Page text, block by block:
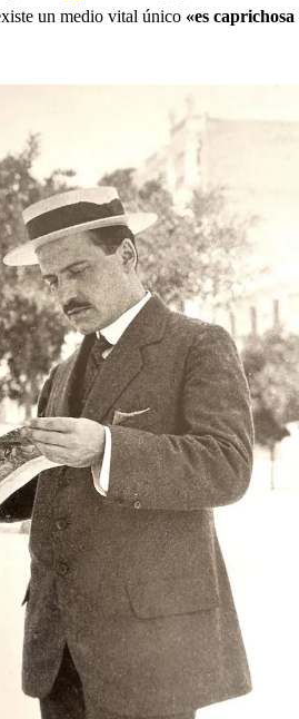
un medio vital único «es caprichosa